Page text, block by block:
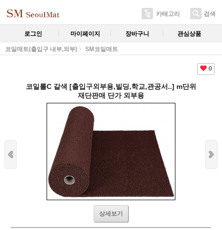
카테고리 검색
로그인 마이페이지 장바구니 관심상품
코일매트(출입구 내부,외부) SM코일매트
0
코일롤C 갈색 [출입구외부용,빌딩,학교,관공서..] m단위
재단판매 단가 외부용
상세보기